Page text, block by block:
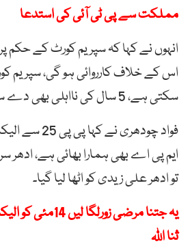
مملکت سے پی ٹی آئی کی استدعا
انہوں نے کہا کہ سپریم کورٹ کے حکم
سکتی ہے، 5 سال کی نااہلی بھی دے سکتی ہے۔
فواد چودھری
ایم پی اے بھی ہمارا بھائی ہے، ادھر
تو ادھر علی زیدی کو اٹھا لیا گیا۔
یہ جتنا مرضی
ثنا اللہ